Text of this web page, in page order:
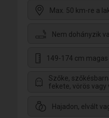
Max. 50 km-re a
Nem dohányzik
149-174 cm magas
Szőke,
fekete, vörös vagy
Hajadon, elvált